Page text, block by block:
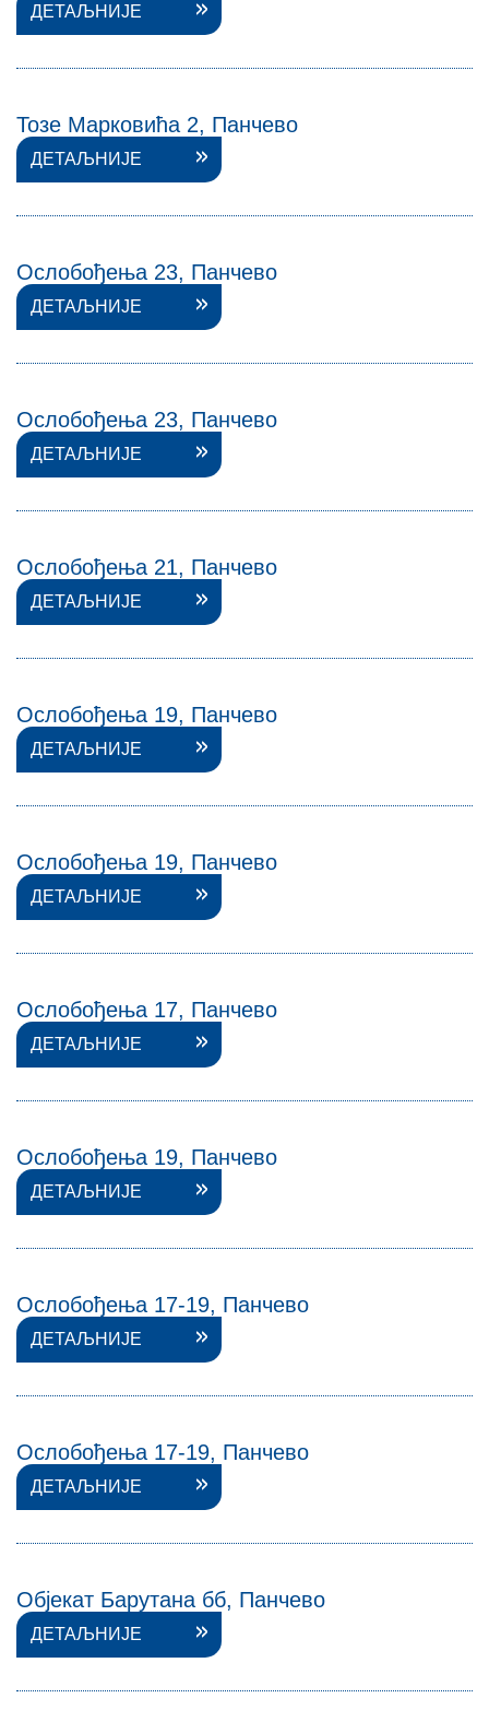
ДЕТАЉНИЈЕ
Тозе Марковића 2, Панчево
ДЕТАЉНИЈЕ
Ослобођења 23, Панчево
ДЕТАЉНИЈЕ
Ослобођења 23, Панчево
ДЕТАЉНИЈЕ
Ослобођења 21, Панчево
ДЕТАЉНИЈЕ
Ослобођења 19, Панчево
ДЕТАЉНИЈЕ
Ослобођења 19, Панчево
ДЕТАЉНИЈЕ
Ослобођења 17, Панчево
ДЕТАЉНИЈЕ
Ослобођења 19, Панчево
ДЕТАЉНИЈЕ
Ослобођења 17-19, Панчево
ДЕТАЉНИЈЕ
Ослобођења 17-19, Панчево
ДЕТАЉНИЈЕ
Објекат Барутана бб, Панчево
ДЕТАЉНИЈЕ